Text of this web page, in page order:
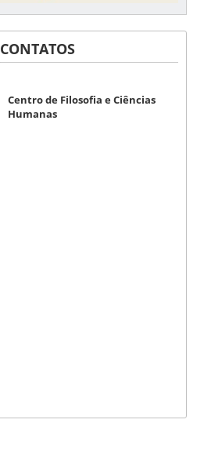
CONTATOS
Centro de Filosofia e Ciências
Humanas